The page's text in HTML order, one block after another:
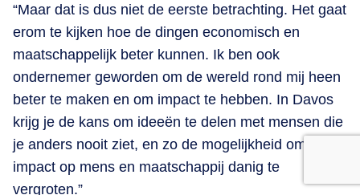
“Maar dat is dus niet de eerste betrachting. Het gaat
erom te kijken hoe de dingen economisch en
maatschappelijk beter kunnen. Ik ben ook
ondernemer geworden om de wereld rond mij heen
beter te maken en om impact te hebben. In Davos
krijg je de kans om ideeën te delen met mensen die
je anders nooit ziet, en zo de mogelijkheid om die
impact op mens en maatschappij danig te
vergroten.”